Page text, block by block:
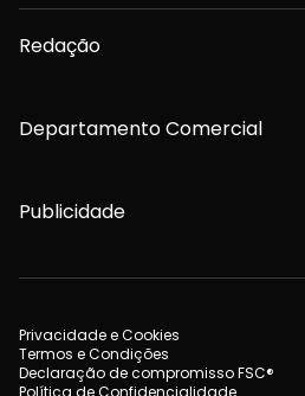
Redação
Departamento Comercial
Publicidade
Privacidade e Cookies
Termos e Condições
Declaração de compromisso FSC®
Política de Confidencialidade